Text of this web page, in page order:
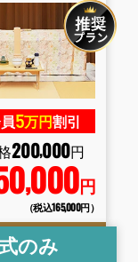
5万円割引
200,000円
,000円
（税込165,000円）
のみ